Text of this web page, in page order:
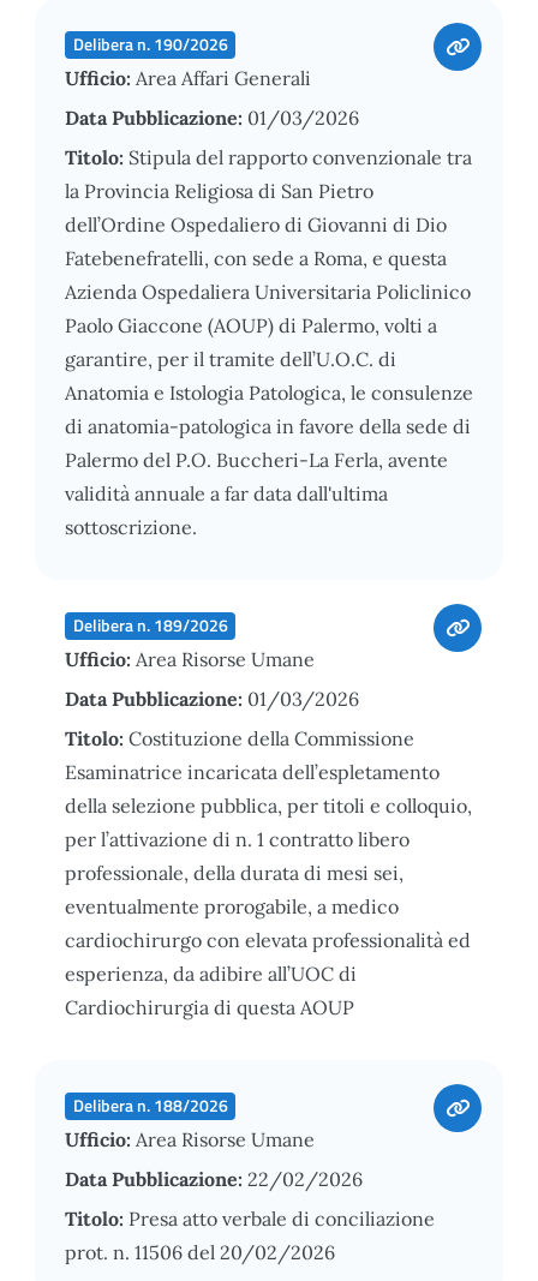
Delibera n. 190/2026
Ufficio: Area Affari Generali
Data Pubblicazione: 01/03/2026
Titolo: Stipula del rapporto convenzionale tra
la Provincia Religiosa di San Pietro
dell’Ordine Ospedaliero di Giovanni di Dio
Fatebenefratelli, con sede a Roma, e questa
Azienda Ospedaliera Universitaria Policlinico
Paolo Giaccone (AOUP) di Palermo, volti a
garantire, per il tramite dell’U.O.C. di
Anatomia e Istologia Patologica, le consulenze
di anatomia-patologica in favore della sede di
Palermo del P.O. Buccheri-La Ferla, avente
validità annuale a far data dall'ultima
sottoscrizione.
Delibera n. 189/2026
Ufficio: Area Risorse Umane
Data Pubblicazione: 01/03/2026
Titolo: Costituzione della Commissione
Esaminatrice incaricata dell’espletamento
della selezione pubblica, per titoli e colloquio,
per l’attivazione di n. 1 contratto libero
professionale, della durata di mesi sei,
eventualmente prorogabile, a medico
cardiochirurgo con elevata professionalità ed
esperienza, da adibire all’UOC di
Cardiochirurgia di questa AOUP
Delibera n. 188/2026
Ufficio: Area Risorse Umane
Data Pubblicazione: 22/02/2026
Titolo: Presa atto verbale di conciliazione
prot. n. 11506 del 20/02/2026